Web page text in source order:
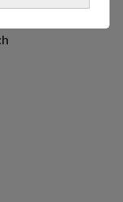
för